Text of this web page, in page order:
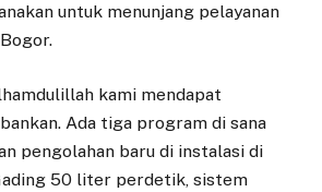
untuk menunjang pelayanan
kami mendapat
Ada tiga program di sana
pengolahan baru di instalasi di
50 liter perdetik, sistem